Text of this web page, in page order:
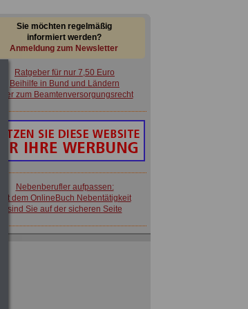
Sie möchten regelmäßig
informiert werden?
Anmeldung zum Newsletter
Ratgeber für nur 7,50 Euro
Beihilfe in Bund und Ländern
oder zum Beamtenversorgungsrecht
Nebenberufler aufpassen:
mit dem OnlineBuch Nebentätigkeit
sind Sie auf der sicheren Seite